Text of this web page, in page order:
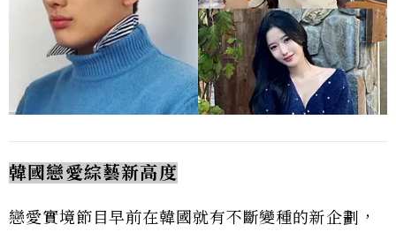
韓國戀愛綜藝新高度
戀愛實境節目早前在韓國就有不斷變種的新企劃，